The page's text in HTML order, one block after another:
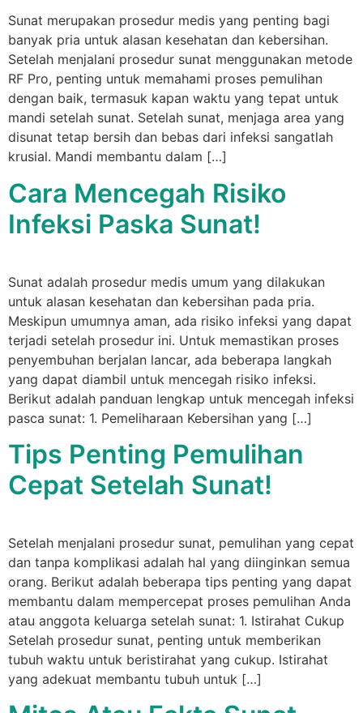
Sunat merupakan prosedur medis yang penting bagi
banyak pria untuk alasan kesehatan dan kebersihan.
Setelah menjalani prosedur sunat menggunakan metode
RF Pro, penting untuk memahami proses pemulihan
dengan baik, termasuk kapan waktu yang tepat untuk
mandi setelah sunat. Setelah sunat, menjaga area yang
disunat tetap bersih dan bebas dari infeksi sangatlah
krusial. Mandi membantu dalam […]
Cara Mencegah Risiko
Infeksi Paska Sunat!
Sunat adalah prosedur medis umum yang dilakukan
untuk alasan kesehatan dan kebersihan pada pria.
Meskipun umumnya aman, ada risiko infeksi yang dapat
terjadi setelah prosedur ini. Untuk memastikan proses
penyembuhan berjalan lancar, ada beberapa langkah
yang dapat diambil untuk mencegah risiko infeksi.
Berikut adalah panduan lengkap untuk mencegah infeksi
pasca sunat: 1. Pemeliharaan Kebersihan yang […]
Tips Penting Pemulihan
Cepat Setelah Sunat!
Setelah menjalani prosedur sunat, pemulihan yang cepat
dan tanpa komplikasi adalah hal yang diinginkan semua
orang. Berikut adalah beberapa tips penting yang dapat
membantu dalam mempercepat proses pemulihan Anda
atau anggota keluarga setelah sunat: 1. Istirahat Cukup
Setelah prosedur sunat, penting untuk memberikan
tubuh waktu untuk beristirahat yang cukup. Istirahat
yang adekuat membantu tubuh untuk […]